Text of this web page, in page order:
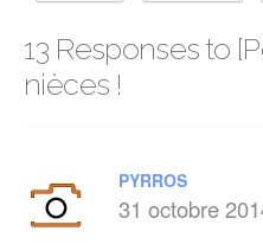
13 Responses to
nièces !
PYRROS
31 octobre